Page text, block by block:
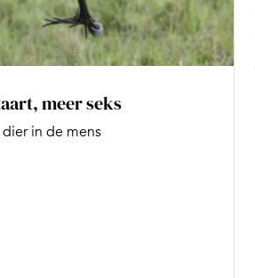
meer seks
in de mens